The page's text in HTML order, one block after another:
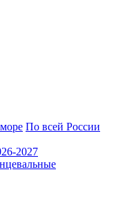
По всей России
2027